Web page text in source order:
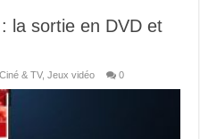
la sortie en DVD et
Ciné & TV,Jeux vidéo 0